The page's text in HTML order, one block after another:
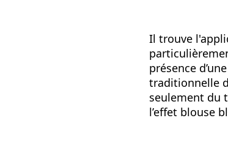
Il trouve
présence
traditionnelle
seulement du
l’effet blouse